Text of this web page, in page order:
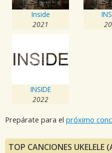
Inside
2021
INSIDE
2022
Prepárate para el próximo
TOP CANCIONES UKELELE